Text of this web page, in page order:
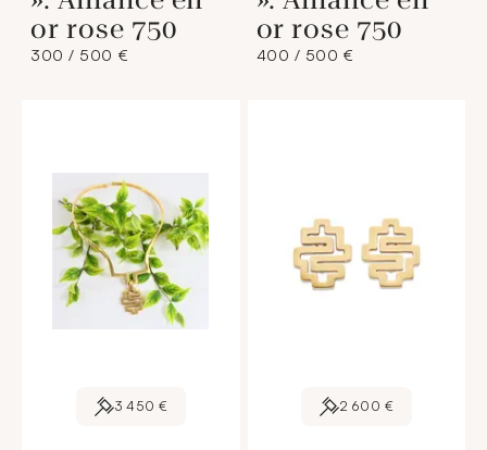
or rose 750
300 / 500 €
or rose 750
400 / 500 €
3 450 € 2 600 €